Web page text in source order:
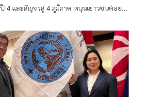
4 และสัญจรสู่ 4 ภูมิภาค หนุนเยาวชนต่อย